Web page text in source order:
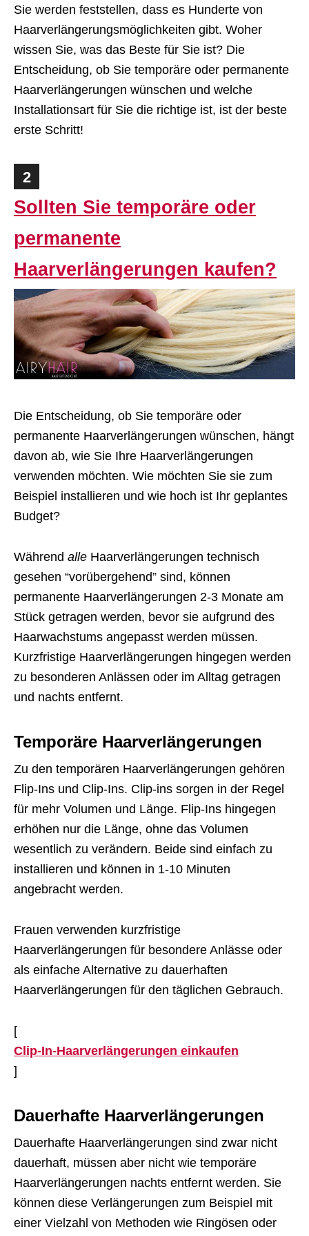
Sie werden feststellen, dass es Hunderte von
Haarverlängerungsmöglichkeiten gibt. Woher
wissen Sie, was das Beste für Sie ist? Die
Entscheidung, ob Sie temporäre oder permanente
Haarverlängerungen wünschen und welche
Installationsart für Sie die richtige ist, ist der beste
erste Schritt!
2
Sollten Sie temporäre oder
permanente
Haarverlängerungen kaufen?
Die Entscheidung, ob Sie temporäre oder
permanente Haarverlängerungen wünschen, hängt
davon ab, wie Sie Ihre Haarverlängerungen
verwenden möchten. Wie möchten Sie sie zum
Beispiel installieren und wie hoch ist Ihr geplantes
Budget?
Während alle Haarverlängerungen technisch
gesehen “vorübergehend” sind, können
permanente Haarverlängerungen 2-3 Monate am
Stück getragen werden, bevor sie aufgrund des
Haarwachstums angepasst werden müssen.
Kurzfristige Haarverlängerungen hingegen werden
zu besonderen Anlässen oder im Alltag getragen
und nachts entfernt.
Temporäre Haarverlängerungen
Zu den temporären Haarverlängerungen gehören
Flip-Ins und Clip-Ins. Clip-ins sorgen in der Regel
für mehr Volumen und Länge. Flip-Ins hingegen
erhöhen nur die Länge, ohne das Volumen
wesentlich zu verändern. Beide sind einfach zu
installieren und können in 1-10 Minuten
angebracht werden.
Frauen verwenden kurzfristige
Haarverlängerungen für besondere Anlässe oder
als einfache Alternative zu dauerhaften
Haarverlängerungen für den täglichen Gebrauch.
[
Clip-In-Haarverlängerungen einkaufen
]
Dauerhafte Haarverlängerungen
Dauerhafte Haarverlängerungen sind zwar nicht
dauerhaft, müssen aber nicht wie temporäre
Haarverlängerungen nachts entfernt werden. Sie
können diese Verlängerungen zum Beispiel mit
einer Vielzahl von Methoden wie Ringösen oder